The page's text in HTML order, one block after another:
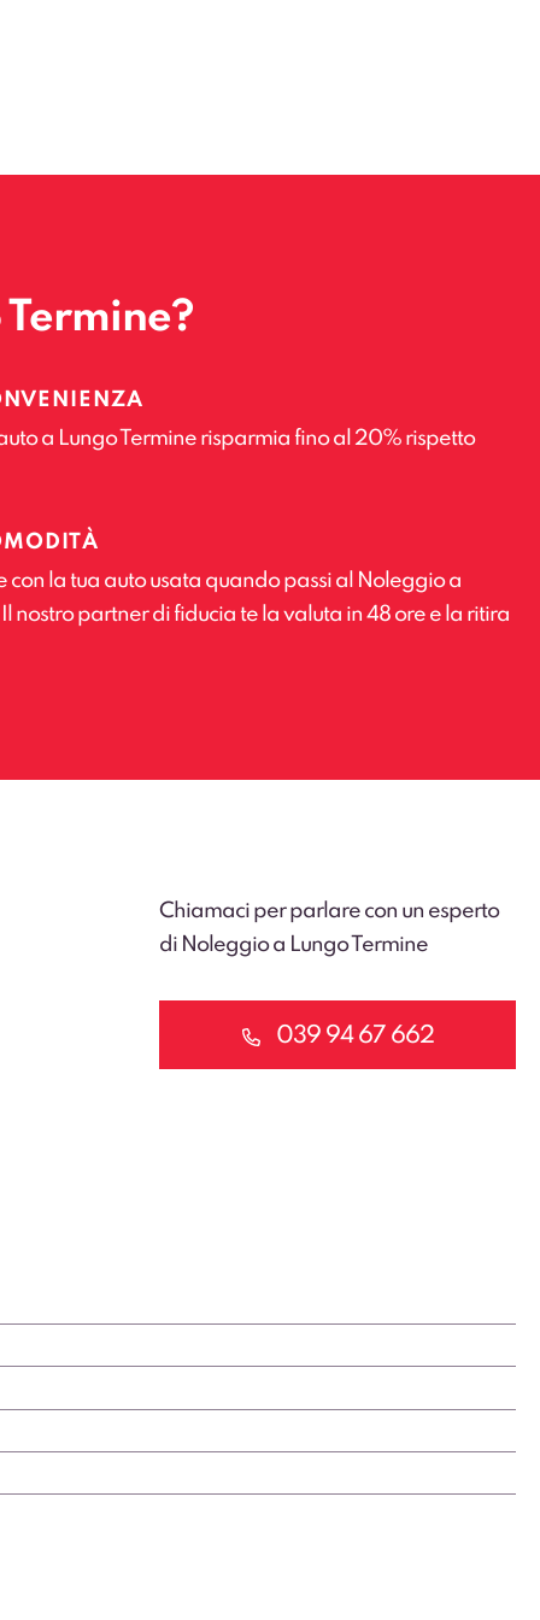
a Lungo Termine risparmia fino al 20% rispetto
con la tua auto usata quando passi al Noleggio a
nostro partner di fiducia te la valuta in 48 ore e la ritira
Chiamaci per parlare con un esperto
di Noleggio a Lungo Termine
039 94 67 662